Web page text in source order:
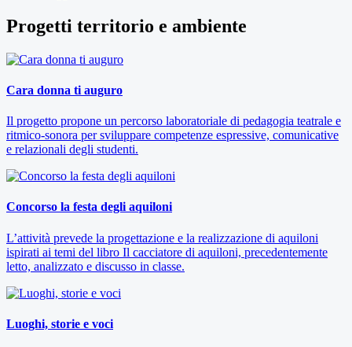
Progetti territorio e ambiente
Cara donna ti auguro
Il progetto propone un percorso laboratoriale di pedagogia teatrale e
ritmico-sonora per sviluppare competenze espressive, comunicative
e relazionali degli studenti.
Concorso la festa degli aquiloni
L’attività prevede la progettazione e la realizzazione di aquiloni
ispirati ai temi del libro Il cacciatore di aquiloni, precedentemente
letto, analizzato e discusso in classe.
Luoghi, storie e voci